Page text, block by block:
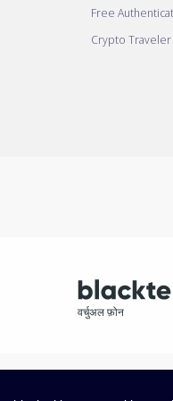
Free
Crypto Traveler
वर्चुअल फ़ोन